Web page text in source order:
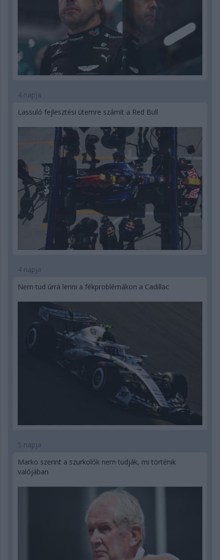
4 napja
Lassuló fejlesztési ütemre számít a Red Bull
4 napja
Nem tud úrrá lenni a fékproblémákon a Cadillac
5 napja
Marko szerint a szurkolók nem tudják, mi történik
valójában